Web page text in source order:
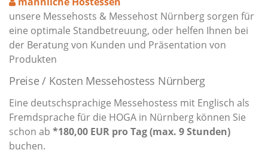
unsere Messehosts & Messehost Nürnberg sorgen für
eine optimale Standbetreuung, oder helfen Ihnen bei
der Beratung von Kunden und Präsentation von
Produkten
Preise / Kosten Messehostess Nürnberg
Eine deutschsprachige Messehostess mit Englisch als
Fremdsprache für die HOGA in Nürnberg können Sie
schon ab *180,00 EUR pro Tag (max. 9 Stunden)
buchen.